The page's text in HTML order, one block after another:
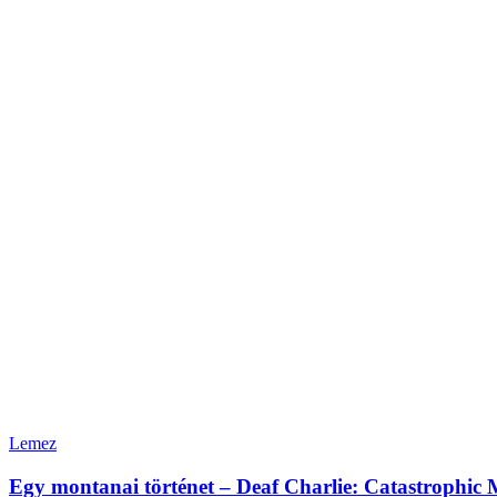
Lemez
Egy montanai történet – Deaf Charlie: Catastrophic